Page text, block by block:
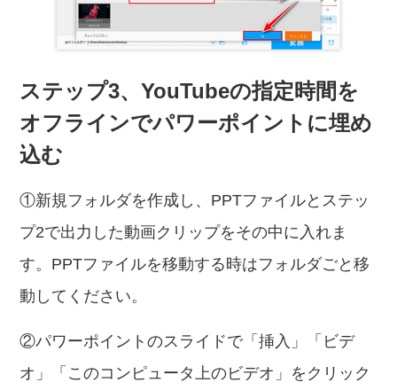
ステップ3、YouTubeの指定時間を
オフラインでパワーポイントに埋め
込む
①新規フォルダを作成し、PPTファイルとステッ
プ2で出力した動画クリップをその中に入れま
す。PPTファイルを移動する時はフォルダごと移
動してください。
②パワーポイントのスライドで「挿入」「ビデ
オ」「このコンピュータ上のビデオ」をクリック